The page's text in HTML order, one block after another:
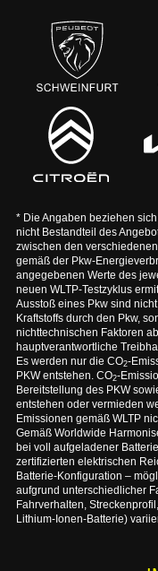
* Die Angaben beziehen
nicht Bestandteil des
zwischen den
gemäß der Pkw-
angegebenen Werte des
neuen WLTP-Testzyklus
Ausstoß eines Pkw sind
Kraftstoffs durch den Pkw,
nichttechnischen Faktoren
hauptverantwortliche
Es werden nur die CO2-
PKW entstehen. CO2-
Bereitstellung des PKW
entstehen oder vermieden
Emissionen gemäß WLTP
Gemäß Worldwide
bei voll aufgeladener
zertifizierten elektrischen
Batterie-Konfiguration –
aufgrund unterschiedlicher
Fahrverhalten,
Lithium-Ionen-Batterie)